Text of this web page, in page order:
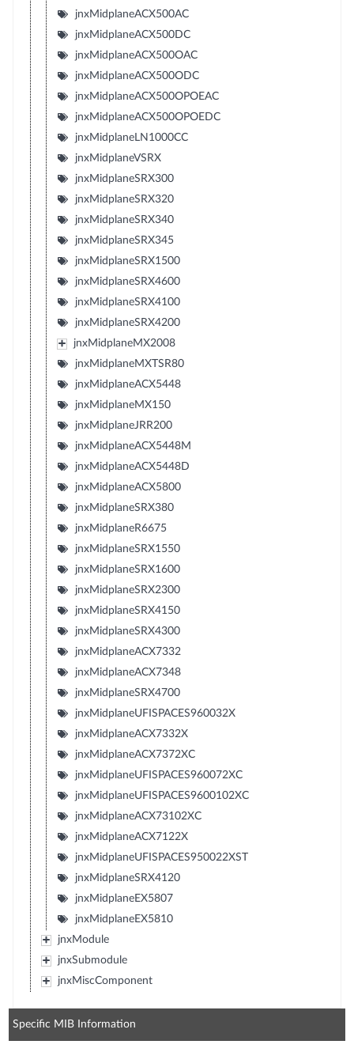
jnxMidplaneACX500AC
jnxMidplaneACX500DC
jnxMidplaneACX500OAC
jnxMidplaneACX500ODC
jnxMidplaneACX500OPOEAC
jnxMidplaneACX500OPOEDC
jnxMidplaneLN1000CC
jnxMidplaneVSRX
jnxMidplaneSRX300
jnxMidplaneSRX320
jnxMidplaneSRX340
jnxMidplaneSRX345
jnxMidplaneSRX1500
jnxMidplaneSRX4600
jnxMidplaneSRX4100
jnxMidplaneSRX4200
jnxMidplaneMX2008
jnxMidplaneMXTSR80
jnxMidplaneACX5448
jnxMidplaneMX150
jnxMidplaneJRR200
jnxMidplaneACX5448M
jnxMidplaneACX5448D
jnxMidplaneACX5800
jnxMidplaneSRX380
jnxMidplaneR6675
jnxMidplaneSRX1550
jnxMidplaneSRX1600
jnxMidplaneSRX2300
jnxMidplaneSRX4150
jnxMidplaneSRX4300
jnxMidplaneACX7332
jnxMidplaneACX7348
jnxMidplaneSRX4700
jnxMidplaneUFISPACES960032X
jnxMidplaneACX7332X
jnxMidplaneACX7372XC
jnxMidplaneUFISPACES960072XC
jnxMidplaneUFISPACES9600102XC
jnxMidplaneACX73102XC
jnxMidplaneACX7122X
jnxMidplaneUFISPACES950022XST
jnxMidplaneSRX4120
jnxMidplaneEX5807
jnxMidplaneEX5810
jnxModule
jnxSubmodule
jnxMiscComponent
Specific MIB Information